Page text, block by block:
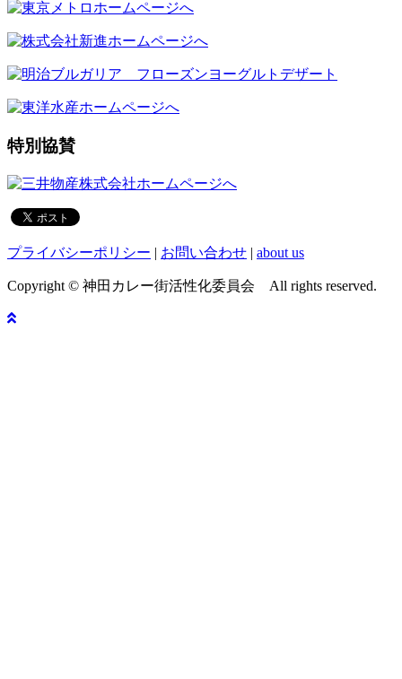
特別協賛
プライバシーポリシー | お問い合わせ | about us
Copyright © 神田カレー街活性化委員会 All rights reserved.